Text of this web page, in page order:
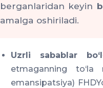
berganlaridan keyin
amalga oshiriladi.
Uzrli sabablar
etmaganning
emansipatsiya)